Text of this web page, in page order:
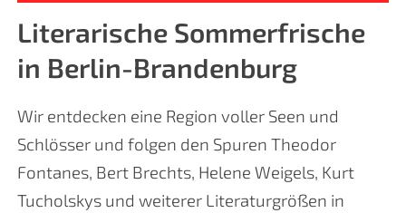
Literarische Sommerfrische
in Berlin-Brandenburg
Wir entdecken eine Region voller Seen und
Schlösser und folgen den Spuren Theodor
Fontanes, Bert Brechts, Helene Weigels, Kurt
Tucholskys und weiterer Literaturgrößen in